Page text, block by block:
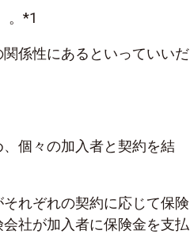
。*1
係性にあるといっていいだ
個々の加入者と契約を結
れぞれの契約に応じて保険
社が加入者に保険金を支払